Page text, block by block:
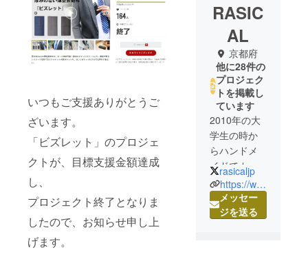
いつもご支援ありがとうご
ざいます。
「ビズレット」のプロジェ
クトが、目標支援金額達成
し、
プロジェクト終了となりま
したので、お知らせ申し上
げます。
RASIC
AL
京都府
他に28件の
プロジェク
トを掲載し
ています
2010年の大
学生の時か
らハンドメ
イドでカー
用品を作っ
て販売して
おりまし
rasicaljp
https://www.rasical.com
メッセー
ジを送る